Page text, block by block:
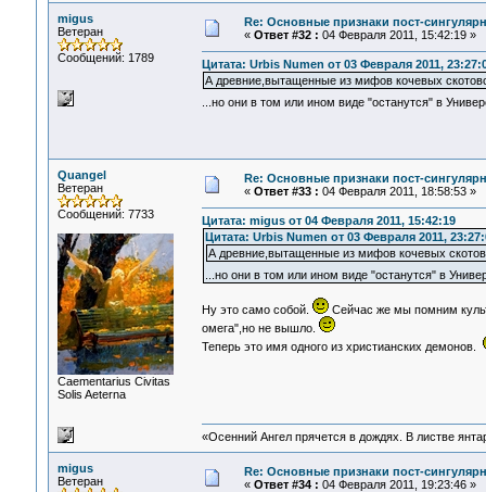
migus
Ветеран
Сообщений: 1789
Re: Основные признаки пост-
« Ответ #32 : 04 Февраля 2011, 15:42:19 »
Цитата: Urbis Numen от 03 Февраля 2011,
А древние,вытащенные из мифов кочевых
...но они в том или ином виде "останутся" в
Quangel
Ветеран
Сообщений: 7733
Сaementarius Civitas
Solis Aeterna
Re: Основные признаки пост-
« Ответ #33 : 04 Февраля 2011, 18:58:53 »
Цитата: migus от 04 Февраля 2011, 15:42:19
Цитата: Urbis Numen от 03 Февраля 2011,
А древние,вытащенные из мифов кочевых
...но они в том или ином виде "останутся" в
Ну это само собой.
Сейчас же мы помним
омега",но не вышло.
Теперь это имя одного из христианских демонов.
«Осенний Ангел прячется в дождях. В листве
migus
Ветеран
Re: Основные признаки пост-
« Ответ #34 : 04 Февраля 2011, 19:23:46 »